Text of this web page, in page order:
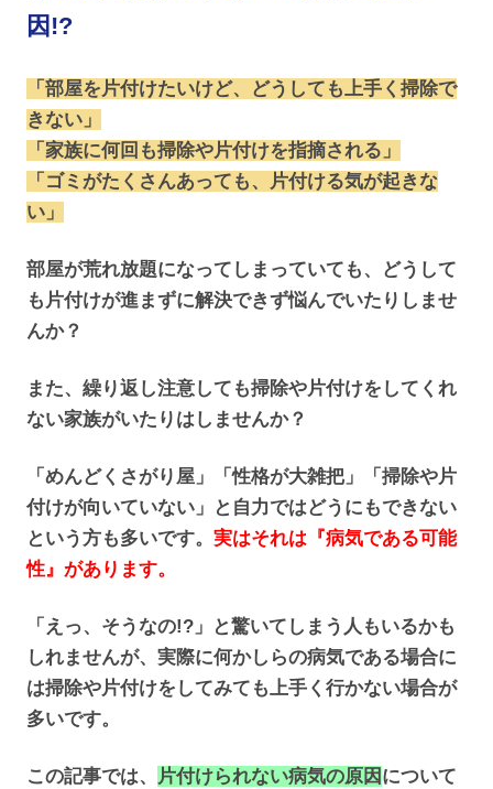
因!?
「部屋を片付けたいけど、どうしても上手く掃除で
きない」
「家族に何回も掃除や片付けを指摘される」
「ゴミがたくさんあっても、片付ける気が起きな
い」
部屋が荒れ放題になってしまっていても、どうして
も片付けが進まずに解決できず悩んでいたりしませ
んか？
また、繰り返し注意しても掃除や片付けをしてくれ
ない家族がいたりはしませんか？
「めんどくさがり屋」「性格が大雑把」「掃除や片
付けが向いていない」と自力ではどうにもできない
という方も多いです。 実はそれは『病気である可能
性』があります。
「えっ、そうなの!?」と驚いてしまう人もいるかも
しれませんが、実際に何かしらの病気である場合に
は掃除や片付けをしてみても上手く行かない場合が
多いです。
この記事では、 片付けられない病気の原因 について